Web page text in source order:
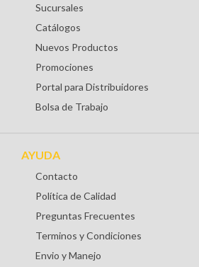
Sucursales
Catálogos
Nuevos Productos
Promociones
Portal para Distribuidores
Bolsa de Trabajo
AYUDA
Contacto
Política de Calidad
Preguntas Frecuentes
Terminos y Condiciones
Envio y Manejo